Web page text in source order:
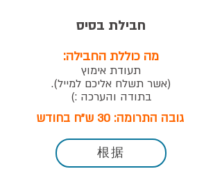
חבילת בסיס
מה כוללת החבילה:
תעודת אימוץ
(אשר תשלח אליכם למייל).
בתודה והערכה :)
גובה התרומה: 30 ש"ח בחודש
根据